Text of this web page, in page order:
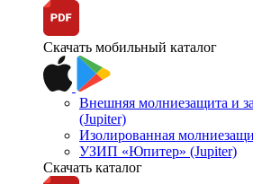
Скачать мобильный каталог
Внешняя молниезащита и
(Jupiter)
Изолированная
УЗИП «Юпитер» (Jupiter)
Скачать каталог